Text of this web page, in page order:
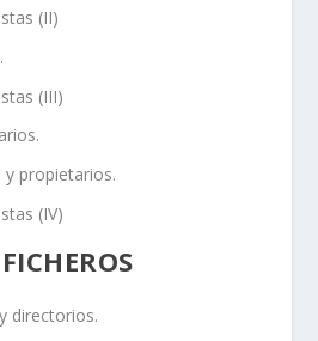
(II)
(III)
propietarios.
(IV)
directorios.